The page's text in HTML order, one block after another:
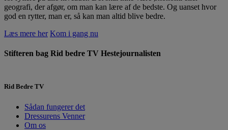
geografi, der afgør, om man kan lære af de bedste. Og uanset hvor
god en rytter, man er, så kan man altid blive bedre.
Læs mere her Kom i gang nu
Stifteren bag Rid bedre TV Hestejournalisten
Rid Bedre TV
Sådan fungerer det
Dressurens Venner
Om os